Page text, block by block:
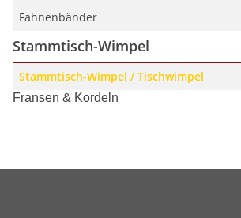
Fahnenbänder
Stammtisch-Wimpel
Stammtisch-Wimpel / Tischwimpel
Fransen & Kordeln